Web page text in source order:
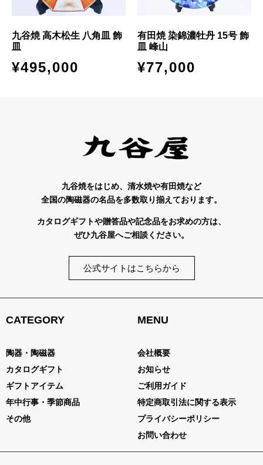
九谷焼 高木松生 八角皿 飾
皿
¥495,000
有田焼 染錦濃牡丹 15号 飾
皿 峰山
¥77,000
九谷焼をはじめ、清水焼や有田焼など
全国の陶磁器の名品を多数取り揃えております。
カタログギフトや贈答品や記念品をお求めの方は、
ぜひ九谷屋へご相談ください。
公式サイトはこちらから
CATEGORY
陶器・陶磁器
カタログギフト
ギフトアイテム
年中行事・季節商品
その他
MENU
会社概要
お知らせ
ご利用ガイド
特定商取引法に関する表示
プライバシーポリシー
お問い合わせ